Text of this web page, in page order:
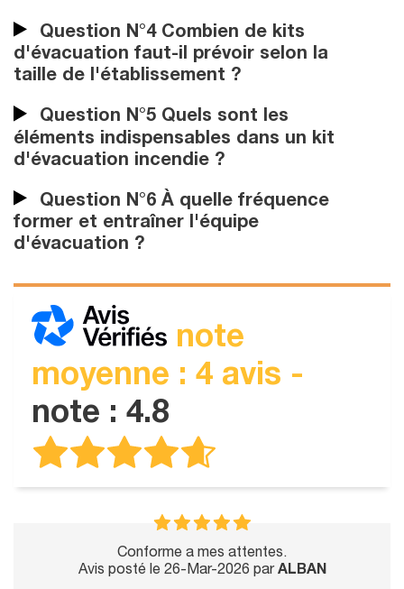
Question N°4 Combien de kits
d'évacuation faut-il prévoir selon la
taille de l'établissement ?
Question N°5 Quels sont les
éléments indispensables dans un kit
d'évacuation incendie ?
Question N°6 À quelle fréquence
former et entraîner l'équipe
d'évacuation ?
note
moyenne : 4 avis -
note : 4.8
Conforme a mes attentes.
Avis posté le 26-Mar-2026 parALBAN